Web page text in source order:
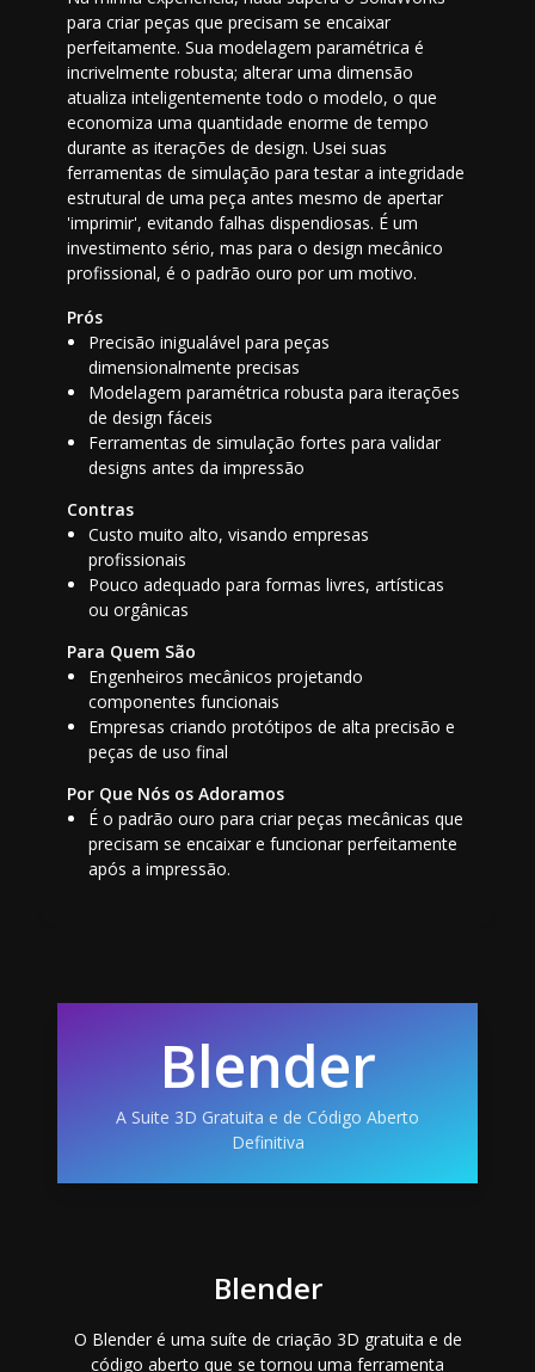
para criar peças que precisam se encaixar
perfeitamente. Sua modelagem paramétrica é
incrivelmente robusta; alterar uma dimensão
atualiza inteligentemente todo o modelo, o que
economiza uma quantidade enorme de tempo
durante as iterações de design. Usei suas
ferramentas de simulação para testar a integridade
estrutural de uma peça antes mesmo de apertar
'imprimir', evitando falhas dispendiosas. É um
investimento sério, mas para o design mecânico
profissional, é o padrão ouro por um motivo.
Prós
Precisão inigualável para peças
dimensionalmente precisas
Modelagem paramétrica robusta para iterações
de design fáceis
Ferramentas de simulação fortes para validar
designs antes da impressão
Contras
Custo muito alto, visando empresas
profissionais
Pouco adequado para formas livres, artísticas
ou orgânicas
Para Quem São
Engenheiros mecânicos projetando
componentes funcionais
Empresas criando protótipos de alta precisão e
peças de uso final
Por Que Nós os Adoramos
É o padrão ouro para criar peças mecânicas que
precisam se encaixar e funcionar perfeitamente
após a impressão.
Blender
A Suite 3D Gratuita e de Código Aberto
Definitiva
Blender
O Blender é uma suíte de criação 3D gratuita e de
código aberto que se tornou uma ferramenta